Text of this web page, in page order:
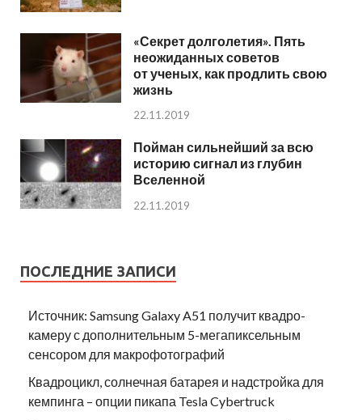
«Секрет долголетия». Пять
неожиданных советов
от ученых, как продлить свою
жизнь
22.11.2019
Пойман сильнейший за всю
историю сигнал из глубин
Вселенной
22.11.2019
ПОСЛЕДНИЕ ЗАПИСИ
Источник: Samsung Galaxy A51 получит квадро-
камеру с дополнительным 5-мегапиксельным
сенсором для макрофотографий
Квадроцикл, солнечная батарея и надстройка для
кемпинга – опции пикапа Tesla Cybertruck